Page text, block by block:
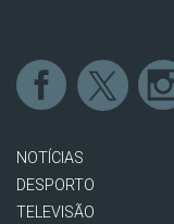
NOTÍCIAS
DESPORTO
TELEVISÃO